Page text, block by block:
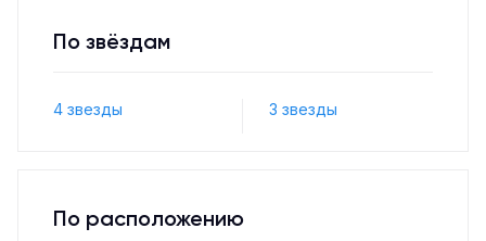
По звёздам
4 звезды 3 звезды
По расположению